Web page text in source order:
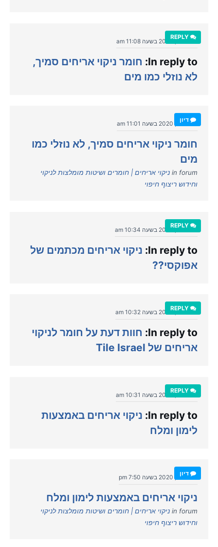
REPLY
יולי 19, 2020 בשעה 11:08 am
In reply to: חומר ניקוי אריחים סמיך,
לא נוזלי כמו מים
דיון
יולי 19, 2020 בשעה 11:01 am
חומר ניקוי אריחים סמיך, לא נוזלי כמו
מים
in forum ניקוי אריחים | חומרים ושיטות מומלצות לניקוי
וחידוש ריצוף חיפוי
REPLY
יולי 19, 2020 בשעה 10:34 am
In reply to: ניקוי אריחים מכתמים של
אפוקסי??
REPLY
יולי 19, 2020 בשעה 10:32 am
In reply to: חוות דעת על חומר לניקוי
אריחים של Tile Israel
REPLY
יולי 19, 2020 בשעה 10:31 am
In reply to: ניקוי אריחים באמצעות
לימון ומלח
דיון
יולי 18, 2020 בשעה 7:50 pm
ניקוי אריחים באמצעות לימון ומלח
in forum ניקוי אריחים | חומרים ושיטות מומלצות לניקוי
וחידוש ריצוף חיפוי